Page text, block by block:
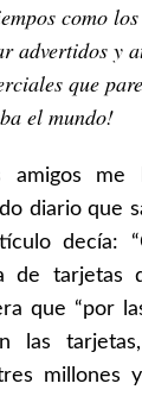
como
advertidos y
que
el mundo!
amigos me
diario que
decía:
de tarjetas
que “por
las
millones